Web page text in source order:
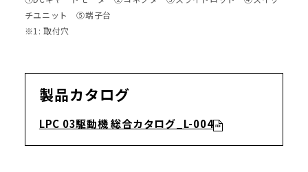
チユニット ⑤端子台
※1: 取付穴
製品カタログ
LPC 03駆動機 総合カタログ_L-004